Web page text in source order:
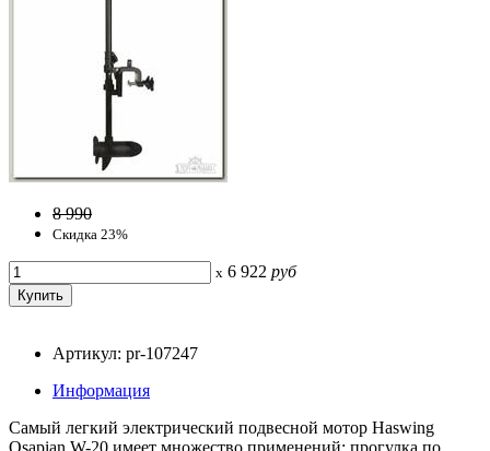
8 990
Скидка 23%
x 6 922 руб
Артикул: pr-107247
Информация
Самый легкий электрический подвесной мотор Haswing
Osapian W-20 имеет множество применений: прогулка по